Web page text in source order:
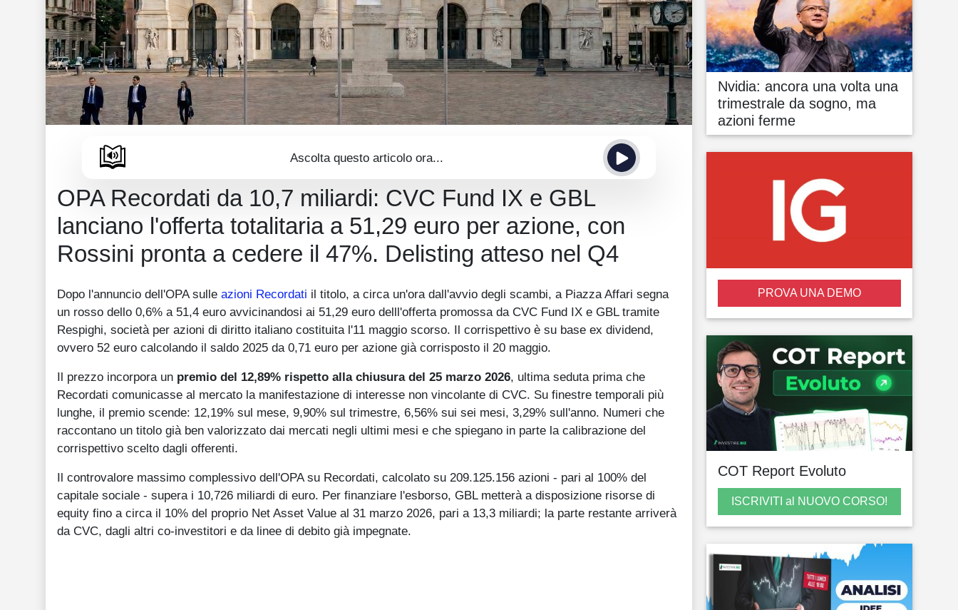
Ascolta questo articolo ora...
OPA Recordati da 10,7 miliardi: CVC Fund IX e GBL
lanciano l'offerta totalitaria a 51,29 euro per azione, con
Rossini pronta a cedere il 47%. Delisting atteso nel Q4
Dopo l'annuncio dell'OPA sulle azioni Recordati il titolo, a circa un'ora dall'avvio degli scambi, a Piazza Affari segna
un rosso dello 0,6% a 51,4 euro avvicinandosi ai 51,29 euro delll'offerta promossa da CVC Fund IX e GBL tramite
Respighi, società per azioni di diritto italiano costituita l'11 maggio scorso. Il corrispettivo è su base ex dividend,
ovvero 52 euro calcolando il saldo 2025 da 0,71 euro per azione già corrisposto il 20 maggio.
Il prezzo incorpora un premio del 12,89% rispetto alla chiusura del 25 marzo 2026, ultima seduta prima che
Recordati comunicasse al mercato la manifestazione di interesse non vincolante di CVC. Su finestre temporali più
lunghe, il premio scende: 12,19% sul mese, 9,90% sul trimestre, 6,56% sui sei mesi, 3,29% sull'anno. Numeri che
raccontano un titolo già ben valorizzato dai mercati negli ultimi mesi e che spiegano in parte la calibrazione del
corrispettivo scelto dagli offerenti.
Il controvalore massimo complessivo dell'OPA su Recordati, calcolato su 209.125.156 azioni - pari al 100% del
capitale sociale - supera i 10,726 miliardi di euro. Per finanziare l'esborso, GBL metterà a disposizione risorse di
equity fino a circa il 10% del proprio Net Asset Value al 31 marzo 2026, pari a 13,3 miliardi; la parte restante arriverà
da CVC, dagli altri co-investitori e da linee di debito già impegnate.
Nvidia: ancora una volta una
trimestrale da sogno, ma
azioni ferme
PROVA UNA DEMO
COT Report Evoluto
ISCRIVITI al NUOVO CORSO!